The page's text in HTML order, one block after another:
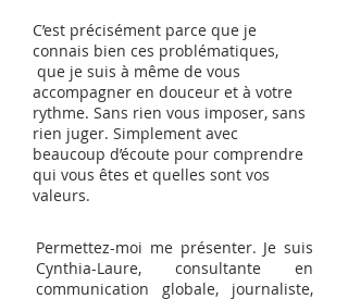
C’est précisément parce que je
connais bien ces problématiques,
que je suis à même de vous
accompagner en douceur et à votre
rythme. Sans rien vous imposer, sans
rien juger. Simplement avec
beaucoup d’écoute pour comprendre
qui vous êtes et quelles sont vos
valeurs.
Permettez-moi me présenter. Je suis
Cynthia-Laure, consultante en
communication globale, journaliste,